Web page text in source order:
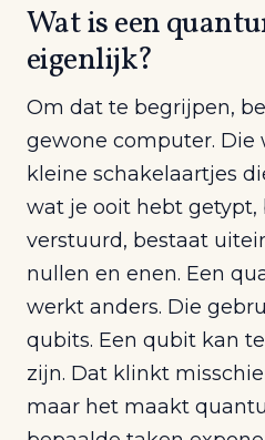
Wat is een
eigenlijk?
Om dat te begrijpen,
gewone computer. Die
kleine schakelaartjes
wat je ooit hebt getypt,
verstuurd, bestaat
nullen en enen. Een
werkt anders. Die
qubits. Een qubit kan
zijn. Dat klinkt
maar het maakt